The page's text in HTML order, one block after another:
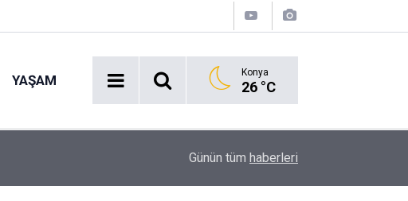
YAŞAM Konya
26 °C
Mahallede korku dolu anlar: Gaz hattı delindi
Günün tüm haberleri